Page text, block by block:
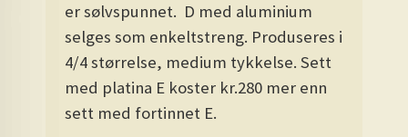
er sølvspunnet. D med aluminium
selges som enkeltstreng. Produseres i
4/4 størrelse, medium tykkelse. Sett
med platina E koster kr.280 mer enn
sett med fortinnet E.